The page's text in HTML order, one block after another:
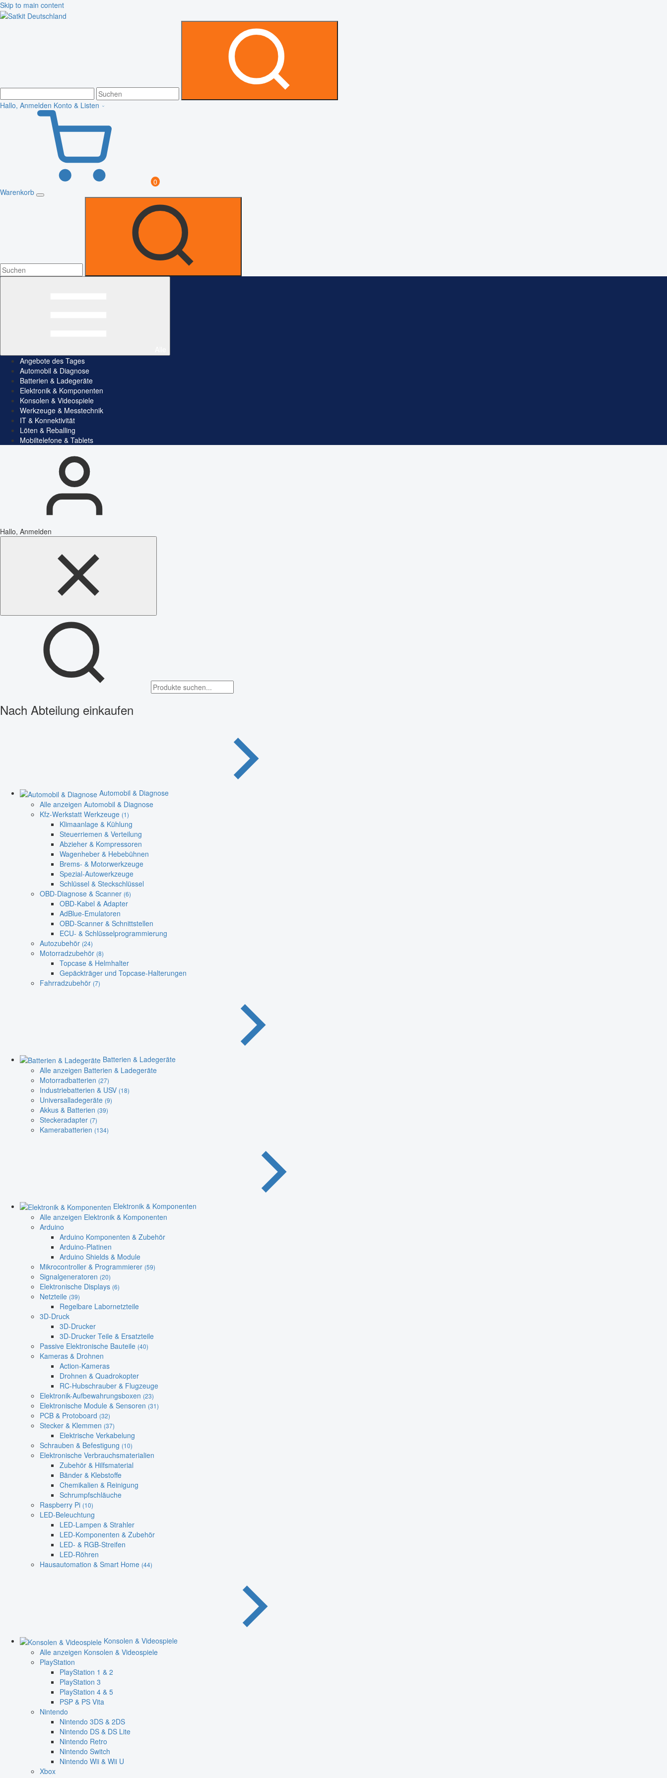
Skip to main content
Hallo, Anmelden Konto & Listen
0
Warenkorb
Angebote des Tages
Automobil & Diagnose
Batterien & Ladegeräte
Elektronik & Komponenten
Konsolen & Videospiele
Werkzeuge & Messtechnik
IT & Konnektivität
Löten & Reballing
Mobiltelefone & Tablets
Hallo, Anmelden
Nach Abteilung einkaufen
Automobil & Diagnose
Alle anzeigen Automobil & Diagnose
Kfz-Werkstatt Werkzeuge (1)
Klimaanlage & Kühlung
Steuerriemen & Verteilung
Abzieher & Kompressoren
Wagenheber & Hebebühnen
Brems- & Motorwerkzeuge
Spezial-Autowerkzeuge
Schlüssel & Steckschlüssel
OBD-Diagnose & Scanner (6)
OBD-Kabel & Adapter
AdBlue-Emulatoren
OBD-Scanner & Schnittstellen
ECU- & Schlüsselprogrammierung
Autozubehör (24)
Motorradzubehör (8)
Topcase & Helmhalter
Gepäckträger und Topcase-Halterungen
Fahrradzubehör (7)
Batterien & Ladegeräte
Alle anzeigen Batterien & Ladegeräte
Motorradbatterien (27)
Industriebatterien & USV (18)
Universalladegeräte (9)
Akkus & Batterien (39)
Steckeradapter (7)
Kamerabatterien (134)
Elektronik & Komponenten
Alle anzeigen Elektronik & Komponenten
Arduino
Arduino Komponenten & Zubehör
Arduino-Platinen
Arduino Shields & Module
Mikrocontroller & Programmierer (59)
Signalgeneratoren (20)
Elektronische Displays (6)
Netzteile (39)
Regelbare Labornetzteile
3D-Druck
3D-Drucker
3D-Drucker Teile & Ersatzteile
Passive Elektronische Bauteile (40)
Kameras & Drohnen
Action-Kameras
Drohnen & Quadrokopter
RC-Hubschrauber & Flugzeuge
Elektronik-Aufbewahrungsboxen (23)
Elektronische Module & Sensoren (31)
PCB & Protoboard (32)
Stecker & Klemmen (37)
Elektrische Verkabelung
Schrauben & Befestigung (10)
Elektronische Verbrauchsmaterialien
Zubehör & Hilfsmaterial
Bänder & Klebstoffe
Chemikalien & Reinigung
Schrumpfschläuche
Raspberry Pi (10)
LED-Beleuchtung
LED-Lampen & Strahler
LED-Komponenten & Zubehör
LED- & RGB-Streifen
LED-Röhren
Hausautomation & Smart Home (44)
Konsolen & Videospiele
Alle anzeigen Konsolen & Videospiele
PlayStation
PlayStation 1 & 2
PlayStation 3
PlayStation 4 & 5
PSP & PS Vita
Nintendo
Nintendo 3DS & 2DS
Nintendo DS & DS Lite
Nintendo Retro
Nintendo Switch
Nintendo Wii & Wii U
Xbox